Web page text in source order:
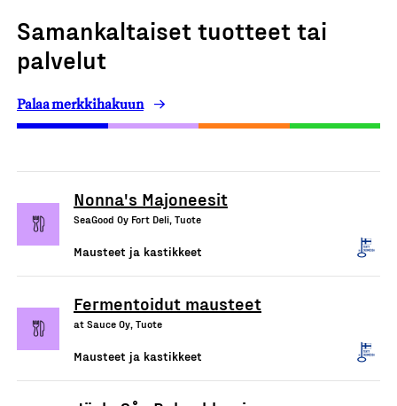
Samankaltaiset tuotteet tai
palvelut
Palaa merkkihakuun
Nonna's Majoneesit
SeaGood Oy Fort Deli, Tuote
Mausteet ja kastikkeet
Fermentoidut mausteet
at Sauce Oy, Tuote
Mausteet ja kastikkeet